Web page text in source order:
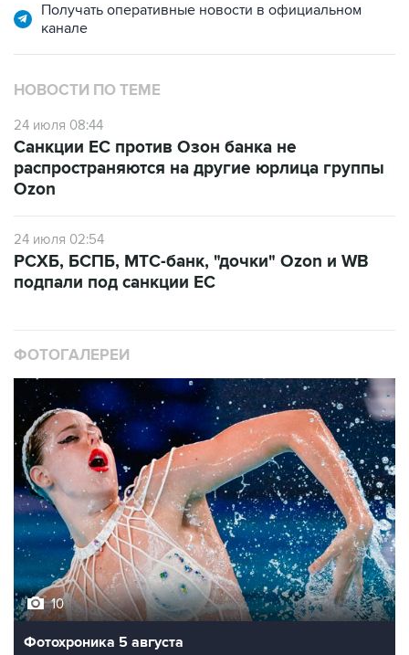
Получать оперативные новости в официальном
канале
НОВОСТИ ПО ТЕМЕ
24 июля 08:44
Санкции ЕС против Озон банка не
распространяются на другие юрлица группы
Ozon
24 июля 02:54
РСХБ, БСПБ, МТС-банк, "дочки" Ozon и WB
подпали под санкции ЕС
ФОТОГАЛЕРЕИ
10
Фотохроника 5 августа